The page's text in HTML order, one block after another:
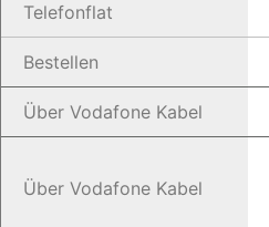
Telefonflat
Bestellen
Über Vodafone Kabel
Über Vodafone Kabel